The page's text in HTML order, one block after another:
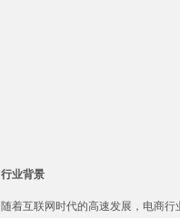
行业背景
随着互联网时代的高速发展，电商